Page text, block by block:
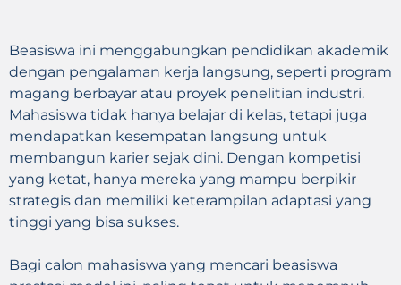
Beasiswa ini menggabungkan pendidikan akademik
dengan pengalaman kerja langsung, seperti program
magang berbayar atau proyek penelitian industri.
Mahasiswa tidak hanya belajar di kelas, tetapi juga
mendapatkan kesempatan langsung untuk
membangun karier sejak dini. Dengan kompetisi
yang ketat, hanya mereka yang mampu berpikir
strategis dan memiliki keterampilan adaptasi yang
tinggi yang bisa sukses.
Bagi calon mahasiswa yang mencari beasiswa